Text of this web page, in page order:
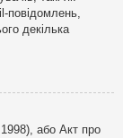
повідомлень,
декілька
або Акт про